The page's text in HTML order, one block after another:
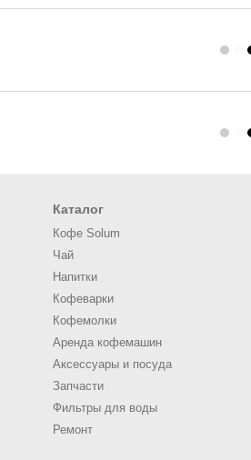
Каталог
Кофе Solum
Чай
Напитки
Кофеварки
Кофемолки
Аренда кофемашин
Аксессуары и посуда
Запчасти
Фильтры для воды
Ремонт